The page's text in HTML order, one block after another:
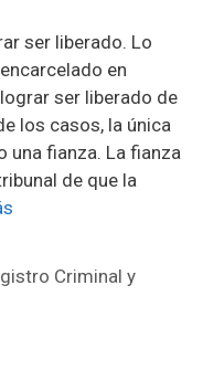
ser liberado. Lo
en
ser liberado de
los casos, la única
una fianza. La fianza
de que la
Criminal y